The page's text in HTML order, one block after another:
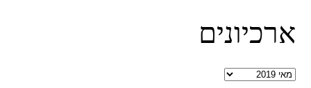
ארכיונים
ארכיונים